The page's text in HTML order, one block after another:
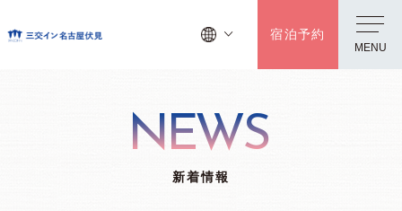
宿泊予約
MENU
NEWS
新着情報